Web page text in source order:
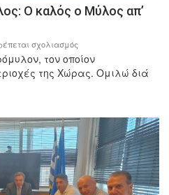
Ο καλός ο Μύλος απ’
σχολιασμός
Γεώργιος
Δ.
καλός
Μύλος
απ’
όλα
τον οποίον
της Χώρας. Ομιλώ διά